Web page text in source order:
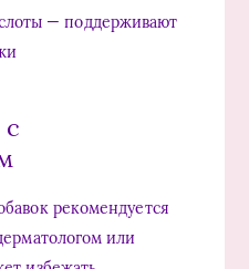
— поддерживают
рекомендуется
или